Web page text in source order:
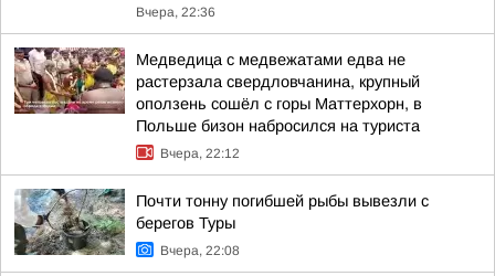
Вчера, 22:36
Медведица с медвежатами едва не
растерзала свердловчанина, крупный
оползень сошёл с горы Маттерхорн, в
Польше бизон набросился на туриста
Вчера, 22:12
Почти тонну погибшей рыбы вывезли с
берегов Туры
Вчера, 22:08